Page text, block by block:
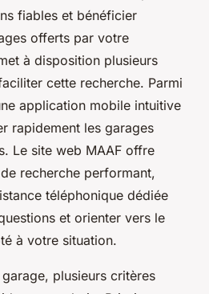
fiables et bénéficier
offerts par votre
à disposition plusieurs
cette recherche. Parmi
application mobile intuitive
rapidement les garages
Le site web MAAF offre
recherche performant,
téléphonique dédiée
et orienter vers le
à votre situation.
garage, plusieurs critères